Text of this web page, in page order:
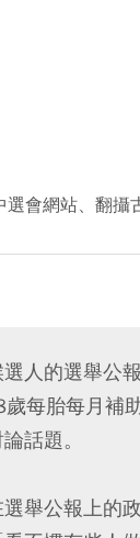
選會網站、翻攝
人的選舉公
每胎每月補
話題。
舉公報上的